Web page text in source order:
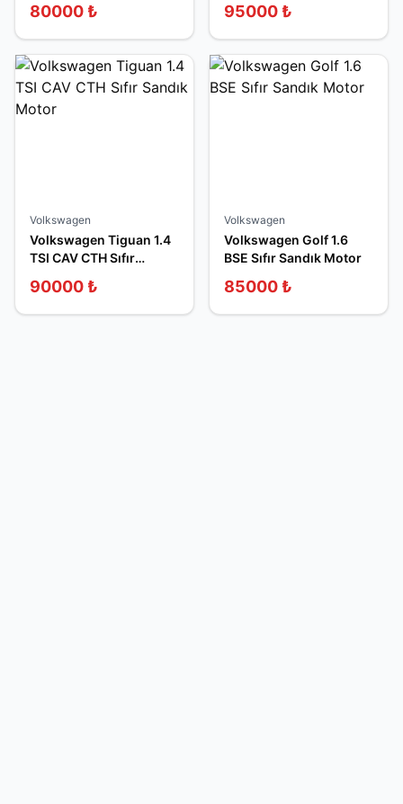
80000 ₺ 95000 ₺
Volkswagen
Volkswagen Tiguan 1.4
TSI CAV CTH Sıfır
90000 ₺
Volkswagen
Volkswagen Golf 1.6
BSE Sıfır Sandık Motor
85000 ₺